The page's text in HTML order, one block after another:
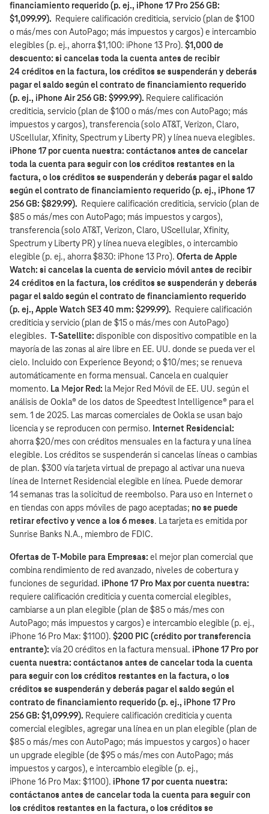
financiamiento requerido (p. ej., iPhone 17 Pro 256 GB:
$1,099.99). Requiere calificación crediticia, servicio (plan de $100
o más/mes con AutoPago; más impuestos y cargos) e intercambio
elegibles (p. ej., ahorra $1,100: iPhone 13 Pro). $1,000 de
descuento: si cancelas toda la cuenta antes de recibir
24 créditos en la factura, los créditos se suspenderán y deberás
pagar el saldo según el contrato de financiamiento requerido
(p. ej., iPhone Air 256 GB: $999.99). Requiere calificación
crediticia, servicio (plan de $100 o más/mes con AutoPago; más
impuestos y cargos), transferencia (solo AT&T, Verizon, Claro,
UScellular, Xfinity, Spectrum y Liberty PR) y línea nueva elegibles.
iPhone 17 por cuenta nuestra: contáctanos antes de cancelar
toda la cuenta para seguir con los créditos restantes en la
factura, o los créditos se suspenderán y deberás pagar el saldo
según el contrato de financiamiento requerido (p. ej., iPhone 17
256 GB: $829.99). Requiere calificación crediticia, servicio (plan de
$85 o más/mes con AutoPago; más impuestos y cargos),
transferencia (solo AT&T, Verizon, Claro, UScellular, Xfinity,
Spectrum y Liberty PR) y línea nueva elegibles, o intercambio
elegible (p. ej., ahorra $830: iPhone 13 Pro). Oferta de Apple
Watch: si cancelas la cuenta de servicio móvil antes de recibir
24 créditos en la factura, los créditos se suspenderán y deberás
pagar el saldo según el contrato de financiamiento requerido
(p. ej., Apple Watch SE3 40 mm: $299.99). Requiere calificación
crediticia y servicio (plan de $15 o más/mes con AutoPago)
elegibles. T-Satellite: disponible con dispositivo compatible en la
mayoría de las zonas al aire libre en EE. UU. donde se pueda ver el
cielo. Incluido con Experience Beyond; o $10/mes; se renueva
automáticamente en forma mensual. Cancela en cualquier
momento. La Mejor Red: la Mejor Red Móvil de EE. UU. según el
análisis de Ookla® de los datos de Speedtest Intelligence® para el
sem. 1 de 2025. Las marcas comerciales de Ookla se usan bajo
licencia y se reproducen con permiso. Internet Residencial:
ahorra $20/mes con créditos mensuales en la factura y una línea
elegible. Los créditos se suspenderán si cancelas líneas o cambias
de plan. $300 vía tarjeta virtual de prepago al activar una nueva
línea de Internet Residencial elegible en línea. Puede demorar
14 semanas tras la solicitud de reembolso. Para uso en Internet o
en tiendas con apps móviles de pago aceptadas; no se puede
retirar efectivo y vence a los 6 meses. La tarjeta es emitida por
Sunrise Banks N.A., miembro de FDIC.
Ofertas de T‑Mobile para Empresas: el mejor plan comercial que
combina rendimiento de red avanzado, niveles de cobertura y
funciones de seguridad. iPhone 17 Pro Max por cuenta nuestra:
requiere calificación crediticia y cuenta comercial elegibles,
cambiarse a un plan elegible (plan de $85 o más/mes con
AutoPago; más impuestos y cargos) e intercambio elegible (p. ej.,
iPhone 16 Pro Max: $1100). $200 PIC (crédito por transferencia
entrante): vía 20 créditos en la factura mensual. iPhone 17 Pro por
cuenta nuestra: contáctanos antes de cancelar toda la cuenta
para seguir con los créditos restantes en la factura, o los
créditos se suspenderán y deberás pagar el saldo según el
contrato de financiamiento requerido (p. ej., iPhone 17 Pro
256 GB: $1,099.99). Requiere calificación crediticia y cuenta
comercial elegibles, agregar una línea en un plan elegible (plan de
$85 o más/mes con AutoPago; más impuestos y cargos) o hacer
un upgrade elegible (de $95 o más/mes con AutoPago; más
impuestos y cargos), e intercambio elegible (p. ej.,
iPhone 16 Pro Max: $1100). iPhone 17 por cuenta nuestra:
contáctanos antes de cancelar toda la cuenta para seguir con
los créditos restantes en la factura, o los créditos se